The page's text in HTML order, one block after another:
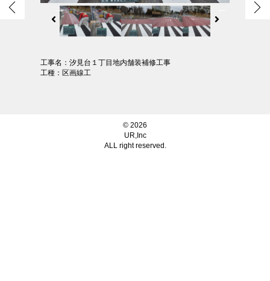
工事名：汐見台１丁目地内舗装補修工事
工種：区画線工
© 2026
UR,Inc
ALL right reserved.